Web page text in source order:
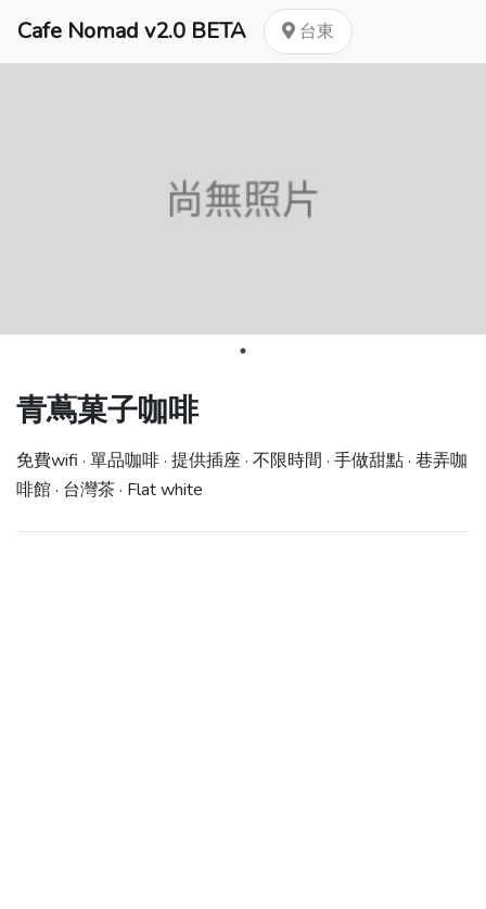
Cafe Nomad v2.0 BETA 台東
青蔦菓子咖啡
免費wifi · 單品咖啡 · 提供插座 · 不限時間 · 手做甜點 · 巷弄咖
啡館 · 台灣茶 · Flat white